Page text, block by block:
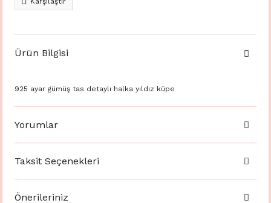
Ürün Bilgisi
925 ayar gümüş tas detaylı halka yıldız küpe
Yorumlar
Taksit Seçenekleri
Önerileriniz